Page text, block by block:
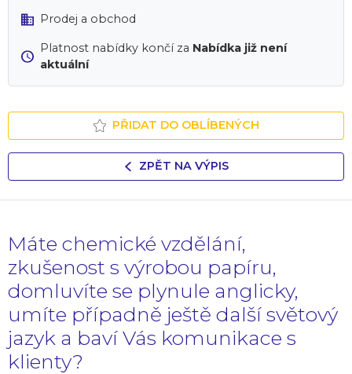
Prodej a obchod
Platnost nabídky končí za Nabídka již není
aktuální
PŘIDAT DO OBLÍBENÝCH
ZPĚT NA VÝPIS
Máte chemické vzdělání,
zkušenost s výrobou papíru,
domluvíte se plynule anglicky,
umíte případně ještě další světový
jazyk a baví Vás komunikace s
klienty?